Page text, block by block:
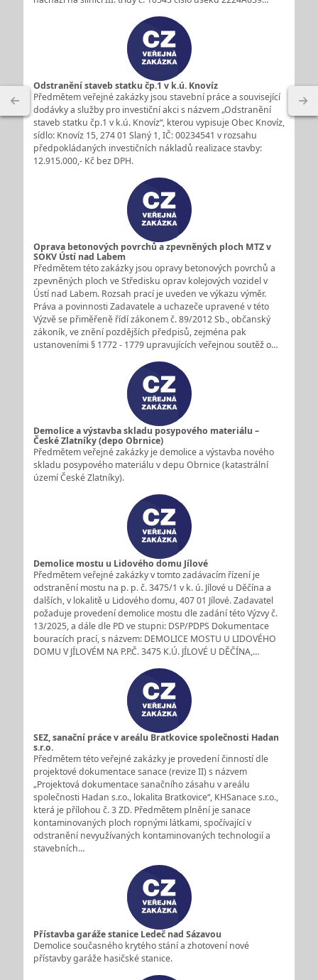
Odstranění staveb statku čp.1 v k.ú. Knovíz
Předmětem veřejné zakázky jsou stavební práce a související
dodávky a služby pro investiční akci s názvem „Odstranění
staveb statku čp.1 v k.ú. Knovíz“, kterou vypisuje Obec Knovíz,
sídlo: Knovíz 15, 274 01 Slaný 1, IČ: 00234541 v rozsahu
předpokládaných investičních nákladů realizace stavby:
12.915.000,- Kč bez DPH.
Oprava betonových povrchů a zpevněných ploch MTZ v
SOKV Ústí nad Labem
Předmětem této zakázky jsou opravy betonových povrchů a
zpevněných ploch ve Středisku oprav kolejových vozidel v
Ústí nad Labem. Rozsah prací je uveden ve výkazu výměr.
Práva a povinnosti Zadavatele a uchazeče upravené v této
Výzvě se přiměřeně řídí zákonem č. 89/2012 Sb., občanský
zákoník, ve znění pozdějších předpisů, zejména pak
ustanoveními § 1772 - 1779 upravujících veřejnou soutěž o…
Demolice a výstavba skladu posypového materiálu –
České Zlatníky (depo Obrnice)
Předmětem veřejné zakázky je demolice a výstavba nového
skladu posypového materiálu v depu Obrnice (katastrální
území České Zlatníky).
Demolice mostu u Lidového domu Jílové
Předmětem veřejné zakázky v tomto zadávacím řízení je
odstranění mostu na p. p. č. 3475/1 v k. ú. Jílové u Děčína a
dalších, v lokalitě u Lidového domu, 407 01 Jílové. Zadavatel
požaduje provedení demolice mostu dle zadání této Výzvy č.
13/2025, a dále dle PD ve stupni: DSP/PDPS Dokumentace
bouracích prací, s názvem: DEMOLICE MOSTU U LIDOVÉHO
DOMU V JÍLOVÉM NA P.P.Č. 3475 K.Ú. JÍLOVÉ U DĚČÍNA,…
SEZ, sanační práce v areálu Bratkovice společnosti Hadan
s.r.o.
Předmětem této veřejné zakázky je provedení činností dle
projektové dokumentace sanace (revize II) s názvem
„Projektová dokumentace sanačního zásahu v areálu
společnosti Hadan s.r.o., lokalita Bratkovice“, KHSanace s.r.o.,
která je přílohou č. 3 ZD. Předmětem plnění je sanace
kontaminovaných ploch ropnými látkami, spočívající v
odstranění nevyužívaných kontaminovaných technologií a
stavebních…
Přístavba garáže stanice Ledeč nad Sázavou
Demolice současného krytého stání a zhotovení nové
přístavby garáže hasičské stanice.